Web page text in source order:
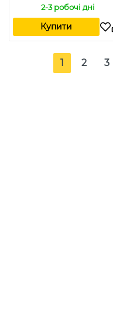
2-3 робочі дні
Купити
1 2 3